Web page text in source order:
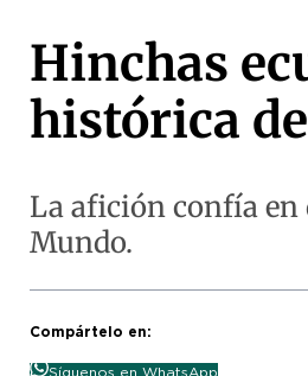
Hinchas
histórica
La afición confía en
Mundo.
Compártelo en:
Síguenos en WhatsApp